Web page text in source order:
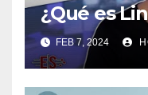
¿Qué es
FEB 7, 2024